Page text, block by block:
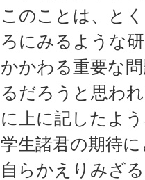
このことは、と
ろにみるような
かかわる重要な
るだろうと思わ
に上に記したよ
学生諸君の期待
自らかえりみざ